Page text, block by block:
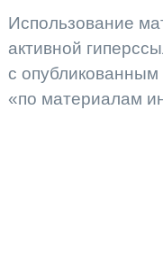
Использование
активной
с
«по материалам